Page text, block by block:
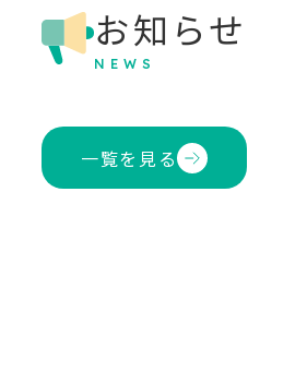
お知らせ
NEWS
一覧を見る